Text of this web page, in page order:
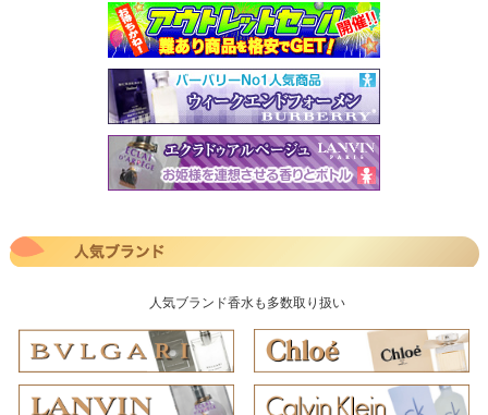
人気ブランド香水も多数取り扱い